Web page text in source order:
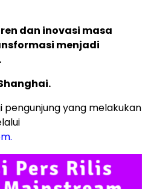
dan inovasi masa
menjadi
yang melakukan